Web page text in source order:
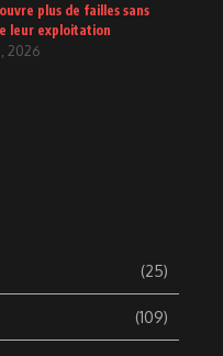
plus de failles sans
leur exploitation
2026
(25)
(109)